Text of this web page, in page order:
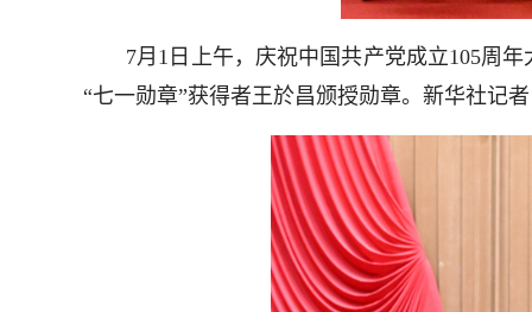
7月1日上午，庆祝中国共产党成立105周年
“七一勋章”获得者王於昌颁授勋章。新华社记